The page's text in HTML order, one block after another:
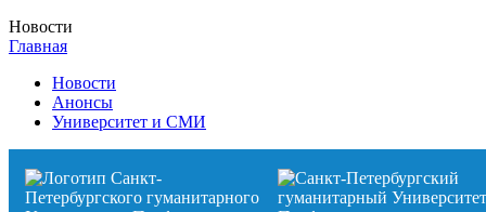
Новости
Главная
Новости
Анонсы
Университет и СМИ